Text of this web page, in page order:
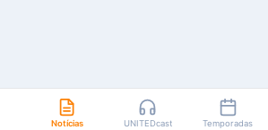
Notícias UNITEDcast Temporadas